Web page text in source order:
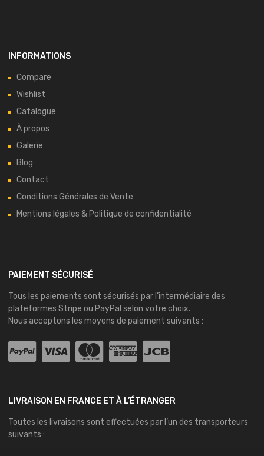
INFORMATIONS
Compare
Wishlist
Catalogue
À propos
Galerie
Blog
Contact
Conditions Générales de Vente
Mentions légales & Politique de confidentialité
PAIEMENT SÉCURISÉ
Tous les paiements sont sécurisés par l’intermédiaire des
plateformes Stripe ou PayPal selon votre choix.
Nous acceptons les moyens de paiement suivants :
LIVRAISON EN FRANCE ET À L’ÉTRANGER
Toutes les livraisons sont effectuées par l’un des transporteurs
suivants :